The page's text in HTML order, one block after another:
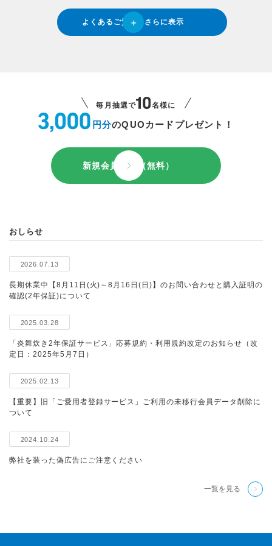
よくあるご質問をさらに表示
毎月抽選で 名様に
円分のQUOカードプレゼント！
新規会員登録（無料）
おしらせ
2026.07.13
長期休業中【8月11日(火)～8月16日(日)】のお問い合わせと購入証明の
確認(2年保証)について
2025.03.28
「炎舞炊き2年保証サービス」応募規約・利用規約改定のお知らせ（改
定日：2025年5月7日）
2025.02.13
【重要】旧「ご愛用者登録サービス」ご利用の未移行会員データ削除に
ついて
2024.10.24
弊社を装った偽広告にご注意ください
一覧を見る